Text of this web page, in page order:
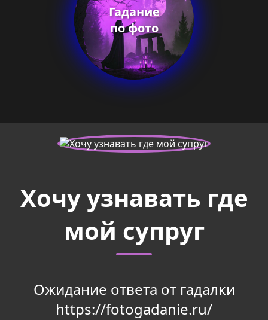
Гадание
по фото
Хочу узнавать где
мой супруг
Ожидание ответа от гадалки
https://fotogadanie.ru/